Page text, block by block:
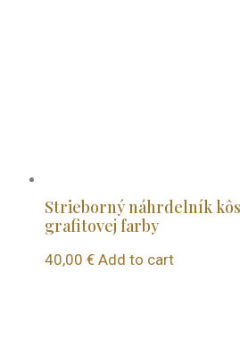
Strieborný náhrdelník
grafitovej farby
40,00 € Add to cart